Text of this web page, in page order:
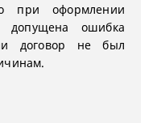
при оформлении
допущена ошибка
договор не был